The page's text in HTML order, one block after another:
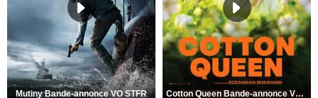
Mutiny Bande-annonce VO STFR Cotton Queen Bande-annonce VO STFR